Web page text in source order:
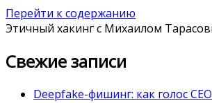
Перейти к содержанию
Этичный хакинг с Михаилом
Свежие записи
Deepfake-фишинг: как голос